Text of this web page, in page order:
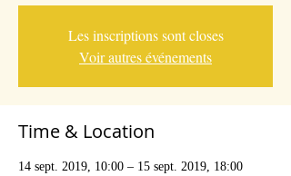
Les inscriptions sont closes
Voir autres événements
Time & Location
14 sept. 2019, 10:00 – 15 sept. 2019, 18:00